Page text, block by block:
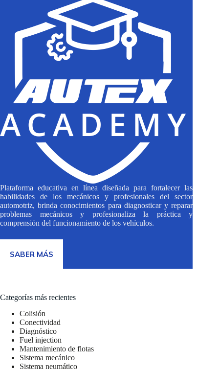
Plataforma educativa en línea diseñada para fortalecer las
habilidades de los mecánicos y profesionales del sector
automotriz, brinda conocimientos para diagnosticar y reparar
problemas mecánicos y profesionaliza la práctica y
comprensión del funcionamiento de los vehículos.
SABER MÁS
Categorías más recientes
Colisión
Conectividad
Diagnóstico
Fuel injection
Mantenimiento de flotas
Sistema mecánico
Sistema neumático